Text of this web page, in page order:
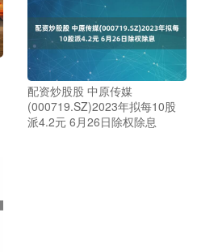
配资炒股股 中原传媒
(000719.SZ)2023年拟每10股
派4.2元 6月26日除权除息